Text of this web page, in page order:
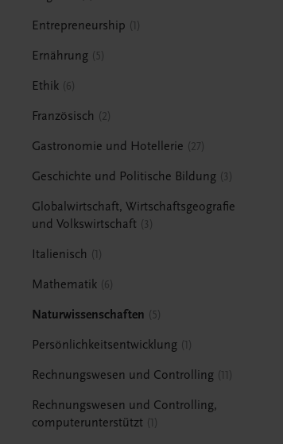
Entrepreneurship 1
Ernährung 5
Ethik 6
Französisch 2
Gastronomie und Hotellerie 27
Geschichte und Politische Bildung 3
Globalwirtschaft, Wirtschaftsgeografie
und Volkswirtschaft
3
Italienisch 1
Mathematik 6
Naturwissenschaften 5
Persönlichkeitsentwicklung 1
Rechnungswesen und Controlling 11
Rechnungswesen und Controlling,
computerunterstützt 1